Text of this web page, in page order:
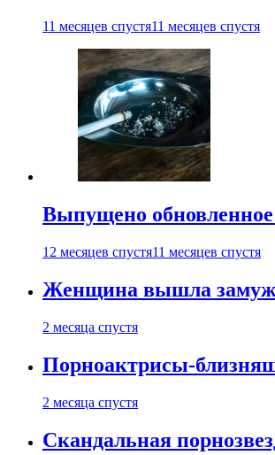
11 месяцев спустя11 месяцев спустя
Выпущено обновленное
12 месяцев спустя11 месяцев спустя
Женщина вышла замуж
2 месяца спустя
Порноактрисы-
2 месяца спустя
Скандальная